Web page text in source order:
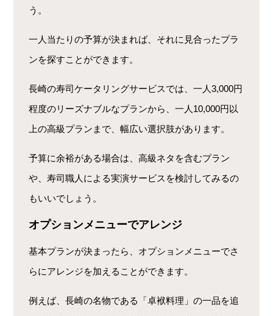
う。
一人当たりの予算が決まれば、それに見合ったプラ
ンを探すことができます。
長崎の寿司ケータリングサービスでは、一人3,000円
程度のリーズナブルなプランから、一人10,000円以
上の高級プランまで、幅広い選択肢があります。
予算に余裕がある場合は、高級ネタを含むプラン
や、寿司職人による実演サービスを検討してみるの
もいいでしょう。
オプションメニューでアレンジ
基本プランが決まったら、オプションメニューでさ
らにアレンジを加えることができます。
例えば、長崎の名物である「卓袱料理」の一品を追